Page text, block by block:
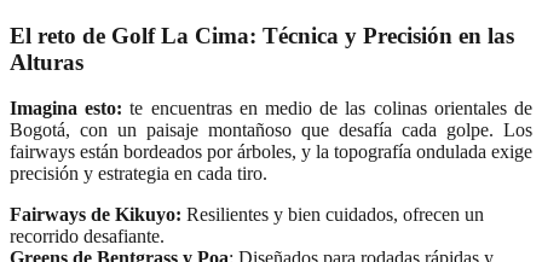
El reto de Golf La Cima: Técnica y Precisión en las
Alturas
Imagina esto: te encuentras en medio de las colinas orientales de
Bogotá, con un paisaje montañoso que desafía cada golpe. Los
fairways están bordeados por árboles, y la topografía ondulada exige
precisión y estrategia en cada tiro.
Fairways de Kikuyo: Resilientes y bien cuidados, ofrecen un
recorrido desafiante.